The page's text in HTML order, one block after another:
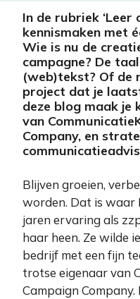
In de rubriek ‘Leer
kennismaken met
Wie is nu de
campagne? De
(web)tekst? Of de
project dat je
deze blog maak je
van
Company, en
Blijven groeien,
worden. Dat is waar
jaren ervaring als
haar heen. Ze wilde
bedrijf met een fijn
trotse eigenaar van
Campaign